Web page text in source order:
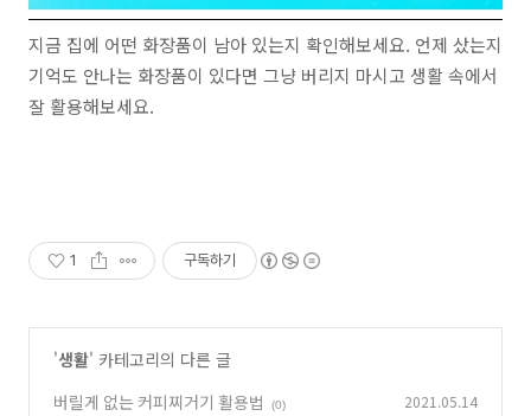
지금 집에 어떤 화장품이 남아 있는지 확인해보세요. 언제 샀는지
기억도 안나는 화장품이 있다면 그냥 버리지 마시고 생활 속에서
잘 활용해보세요.
1 구독하기
'생활' 카테고리의 다른 글
버릴게 없는 커피찌거기 활용법
(0) 2021.05.14